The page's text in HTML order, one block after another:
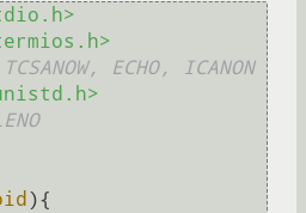
ECHO, ICANON
){